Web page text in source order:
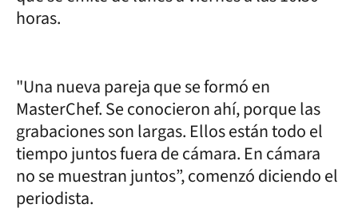
horas.
"Una nueva pareja que se formó en
MasterChef. Se conocieron ahí, porque las
grabaciones son largas. Ellos están todo el
tiempo juntos fuera de cámara. En cámara
no se muestran juntos”, comenzó diciendo el
periodista.